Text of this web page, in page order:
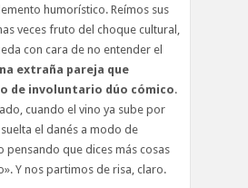
humorístico. Reímos sus
veces fruto del choque cultural,
con cara de no entender el
extraña pareja que
de involuntario dúo cómico.
cuando el vino ya sube por
el danés a modo de
pensando que dices más cosas
Y nos partimos de risa, claro.